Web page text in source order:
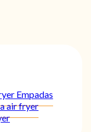
Empadas
air fryer